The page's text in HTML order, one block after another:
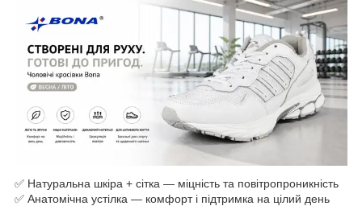
✅ Натуральна шкіра + сітка — міцність та повітропроникність
✅ Анатомічна устілка — комфорт і підтримка на цілий день